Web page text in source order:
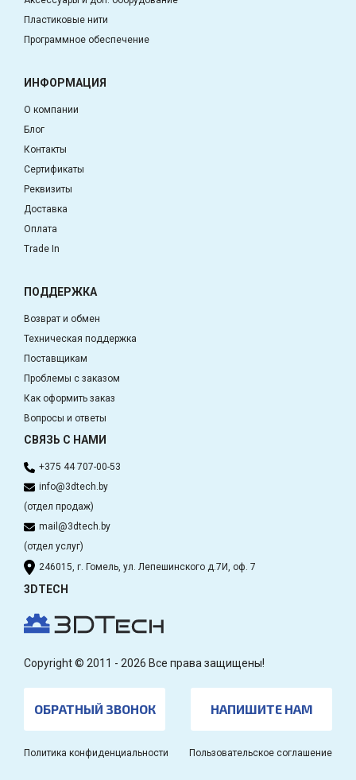
Пластиковые нити
Программное обеспечение
ИНФОРМАЦИЯ
О компании
Блог
Контакты
Сертификаты
Реквизиты
Доставка
Оплата
Trade In
ПОДДЕРЖКА
Возврат и обмен
Техническая поддержка
Поставщикам
Проблемы с заказом
Как оформить заказ
Вопросы и ответы
СВЯЗЬ С НАМИ
+375 44 707-00-53
info@3dtech.by
(отдел продаж)
mail@3dtech.by
(отдел услуг)
246015, г. Гомель, ул. Лепешинского д.7И, оф. 7
3DTECH
Copyright © 2011 - 2026 Все права защищены!
ОБРАТНЫЙ ЗВОНОК НАПИШИТЕ НАМ
Политика конфиденциальности Пользовательское соглашение